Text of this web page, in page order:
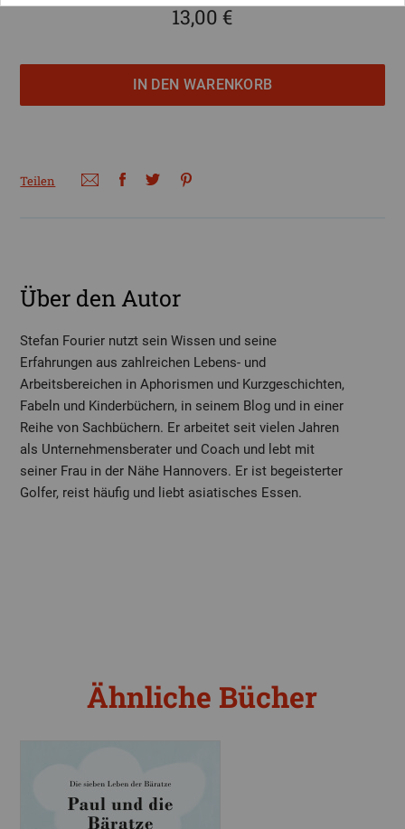
13,00 €
Teilen
Über den Autor
Stefan Fourier nutzt sein Wissen und seine
Erfahrungen aus zahlreichen Lebens- und
Arbeitsbereichen in Aphorismen und Kurzgeschichten,
Fabeln und Kinderbüchern, in seinem Blog und in einer
Reihe von Sachbüchern. Er arbeitet seit vielen Jahren
als Unternehmensberater und Coach und lebt mit
seiner Frau in der Nähe Hannovers. Er ist begeisterter
Golfer, reist häufig und liebt asiatisches Essen.
Ähnliche Bücher